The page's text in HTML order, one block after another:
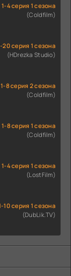
1-4 серия 1 сезона
(Coldfilm)
20 серия 1 сезона
(HDrezka Studio)
1-8 серия 2 сезона
(Coldfilm)
1-8 серия 1 сезона
(Coldfilm)
1-4 серия 1 сезона
(LostFilm)
10 серия 1 сезона
(DubLik.TV)